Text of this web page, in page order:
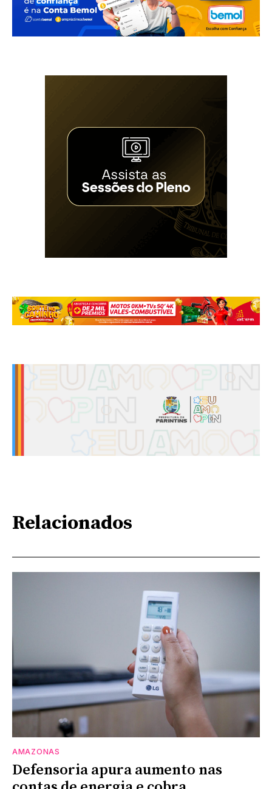
Relacionados
AMAZONAS
Defensoria apura aumento nas